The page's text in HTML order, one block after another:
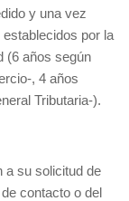
y una vez
por la
(6 años según
, 4 años
Tributaria-).
a su solicitud de
contacto o del